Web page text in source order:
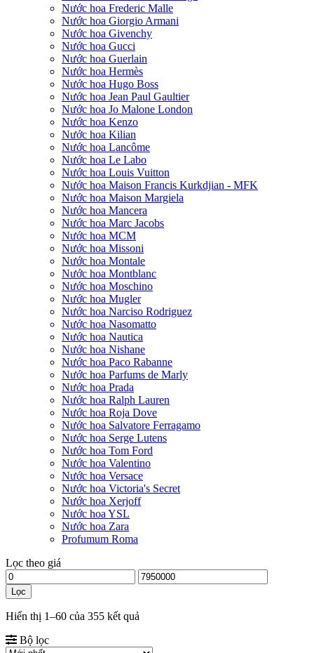
Nước hoa Frederic Malle
Nước hoa Giorgio Armani
Nước hoa Givenchy
Nước hoa Gucci
Nước hoa Guerlain
Nước hoa Hermès
Nước hoa Hugo Boss
Nước hoa Jean Paul Gaultier
Nước hoa Jo Malone London
Nước hoa Kenzo
Nước hoa Kilian
Nước hoa Lancôme
Nước hoa Le Labo
Nước hoa Louis Vuitton
Nước hoa Maison Francis Kurkdjian - MFK
Nước hoa Maison Margiela
Nước hoa Mancera
Nước hoa Marc Jacobs
Nước hoa MCM
Nước hoa Missoni
Nước hoa Montale
Nước hoa Montblanc
Nước hoa Moschino
Nước hoa Mugler
Nước hoa Narciso Rodriguez
Nước hoa Nasomatto
Nước hoa Nautica
Nước hoa Nishane
Nước hoa Paco Rabanne
Nước hoa Parfums de Marly
Nước hoa Prada
Nước hoa Ralph Lauren
Nước hoa Roja Dove
Nước hoa Salvatore Ferragamo
Nước hoa Serge Lutens
Nước hoa Tom Ford
Nước hoa Valentino
Nước hoa Versace
Nước hoa Victoria's Secret
Nước hoa Xerjoff
Nước hoa YSL
Nước hoa Zara
Profumum Roma
Lọc theo giá
Lọc
Hiển thị 1–60 của 355 kết quả
Bộ lọc